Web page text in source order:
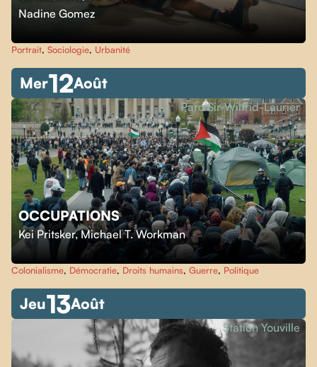
Nadine Gomez
Portrait, Sociologie, Urbanité
Mer12Août
OCCUPATIONS
Kei Pritsker,Michael T. Workman
Parc Sir-Wilfrid-Laurier
Colonialisme, Démocratie, Droits humains, Guerre, Politique
Jeu13Août
Station Youville